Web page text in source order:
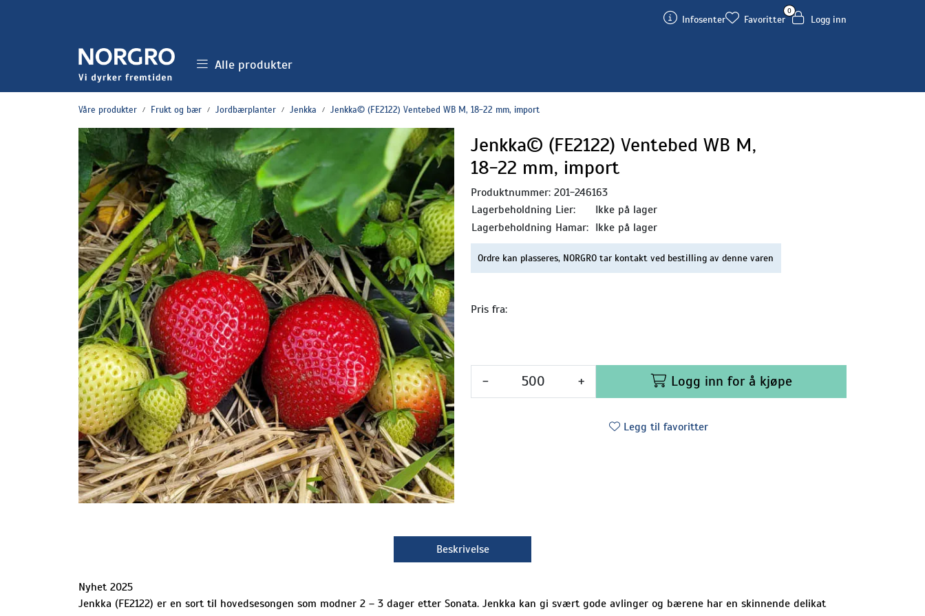
Infosenter
0
Favoritter Logg inn
Alle produkter
Våre produkter Frukt og bær Jordbærplanter Jenkka Jenkka© (FE2122) Ventebed WB M, 18-22 mm, import
Jenkka© (FE2122) Ventebed WB M,
18-22 mm, import
Produktnummer: 201-246163
Lagerbeholdning Lier:
Ikke på lager
Lagerbeholdning Hamar: Ikke på lager
Ordre kan plasseres, NORGRO tar kontakt ved bestilling av denne varen
Pris fra:
- + Logg inn for å kjøpe
Legg til favoritter
Beskrivelse
Nyhet 2025
Jenkka (FE2122) er en sort til hovedsesongen som modner 2 – 3 dager etter Sonata. Jenkka kan gi svært gode avlinger og bærene har en skinnende delikat